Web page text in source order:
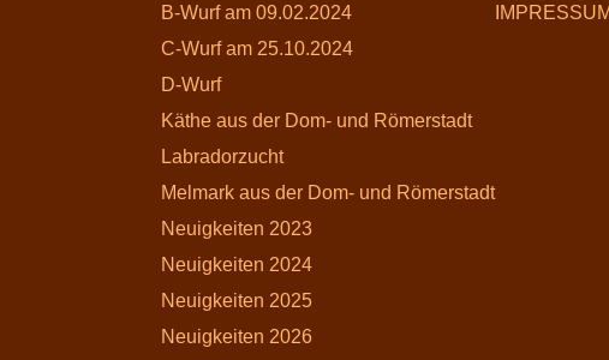
B-Wurf am 09.02.2024
C-Wurf am 25.10.2024
D-Wurf
Käthe aus der Dom- und Römerstadt
Labradorzucht
Melmark aus der Dom- und Römerstadt
Neuigkeiten 2023
Neuigkeiten 2024
Neuigkeiten 2025
Neuigkeiten 2026
IMPRESSUM